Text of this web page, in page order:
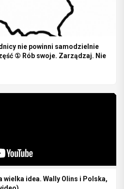
nie powinni samodzielnie
① Rób swoje. Zarządzaj. Nie
wielka idea. Wally Olins i Polska,